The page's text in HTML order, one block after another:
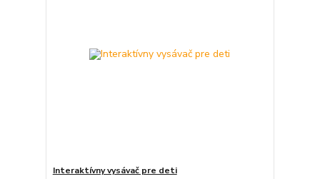
Interaktívny vysávač pre deti